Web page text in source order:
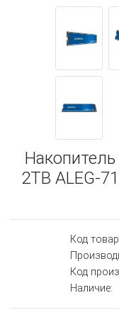
2TB ALEG-
Код
Код
Наличие: